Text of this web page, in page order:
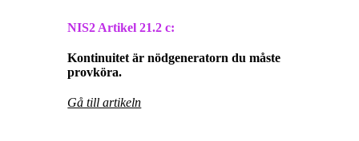
NIS2 Artikel21.2 c:
Kontinuitet är nödgeneratorn du måste
provköra.
Gå till artikeln